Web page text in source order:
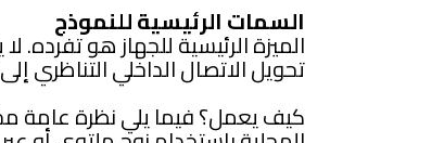
السمات الرئيسية للنموذج
الميزة الرئيسية للجهاز هو
تحويل الاتصال الداخلي التناظري إلى IP في بضع دقائق.
كيف يعمل؟ فيما يلي نظرة عامة